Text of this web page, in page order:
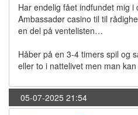
Har endelig fået indfundet mig i
Ambassadør casino til til
en del på ventelisten…
Håber på en 3-4 timers spil og
eller to i nattelivet men man
05-07-2025 21:54